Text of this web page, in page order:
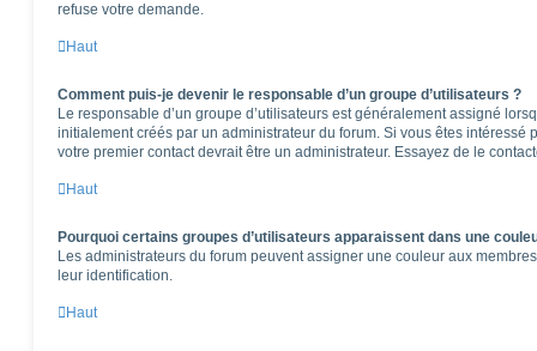
refuse votre demande.
Haut
Comment puis-je devenir le responsable d’un groupe d’utilisateurs ?
Le responsable d’un groupe d’utilisateurs est généralement assigné
initialement créés par un administrateur du forum. Si vous êtes intéressé
votre premier contact devrait être un administrateur. Essayez de le
Haut
Pourquoi certains groupes d’utilisateurs apparaissent dans une
Les administrateurs du forum peuvent assigner une couleur aux
leur identification.
Haut